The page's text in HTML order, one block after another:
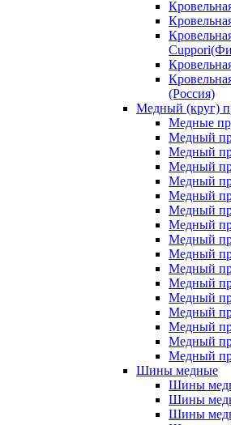
(Россия)
Медный (круг)
Медные
Медный
Медный
Медный
Медный
Медный
Медный
Медный
Медный
Медный
Медный
Медный
Медный
Медный
Медный
Медный
Медный
Шины медные
Шины
Шины
Шины